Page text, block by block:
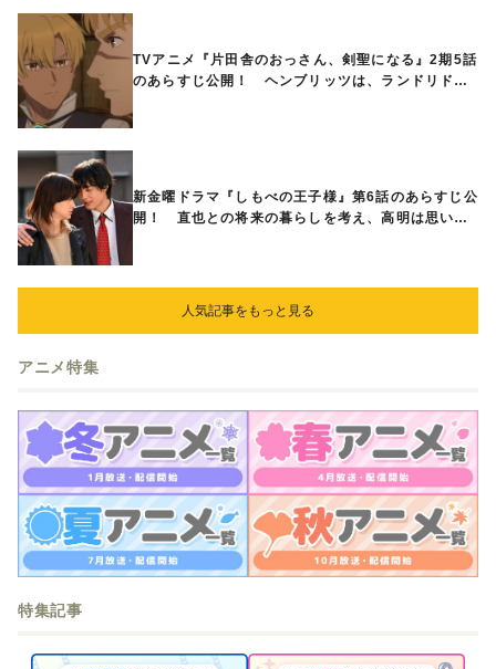
TVアニメ『片田舎のおっさん、剣聖になる』2期5話
のあらすじ公開！ ヘンブリッツは、ランドリドに
新金曜ドラマ『しもべの王子様』第6話のあらすじ公
開！ 直也との将来の暮らしを考え、高明は思い切
人気記事をもっと見る
アニメ特集
特集記事